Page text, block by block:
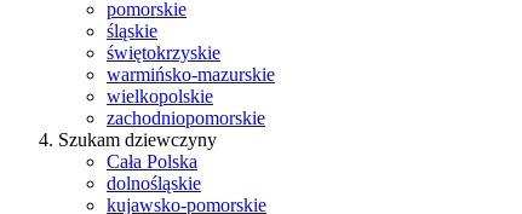
pomorskie
śląskie
świętokrzyskie
warmińsko-mazurskie
wielkopolskie
zachodniopomorskie
Szukam dziewczyny
Cała Polska
dolnośląskie
kujawsko-pomorskie